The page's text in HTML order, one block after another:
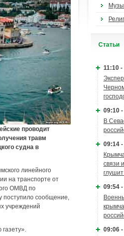
проводит
травм
судна в
линейного
на транспорте от
ОМВД по
поступило сообщение,
учреждений
Cтатьи
11:10 -
09:10 -
В
09:14
связи
09:54
09:06